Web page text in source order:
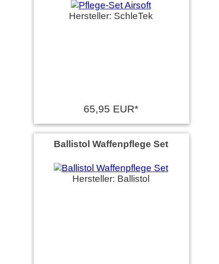
Hersteller: SchleTek
65,95 EUR*
Ballistol Waffenpflege Set
Hersteller: Ballistol